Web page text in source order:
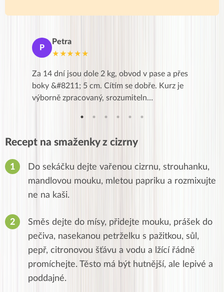
P
Petra
★★★★★
Za 14 dní jsou dole 2 kg, obvod v pase a přes
boky &#8211; 5 cm. Cítím se dobře. Kurz je
výborně zpracovaný, srozumiteln…
Recept na smaženky z cizrny
Do sekáčku dejte vařenou cizrnu, strouhanku,
mandlovou mouku, mletou papriku a rozmixujte
ne na kaši.
Směs dejte do mísy, přidejte mouku, prášek do
pečiva, nasekanou petrželku s pažitkou, sůl,
pepř, citronovou šťávu a vodu a lžící řádně
promíchejte. Těsto má být hutnější, ale lepivé a
poddajné.